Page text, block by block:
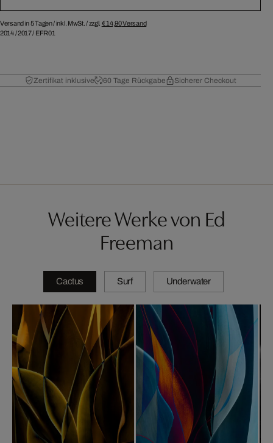
Versand in 5 Tagen /inkl. MwSt. / zzgl. € 14,90Versand
2014/2017/ EFR01
Zertifikat inklusive 60 Tage Rückgabe Sicherer Checkout
Weitere Werke von Ed
Freeman
Cactus Surf Underwater